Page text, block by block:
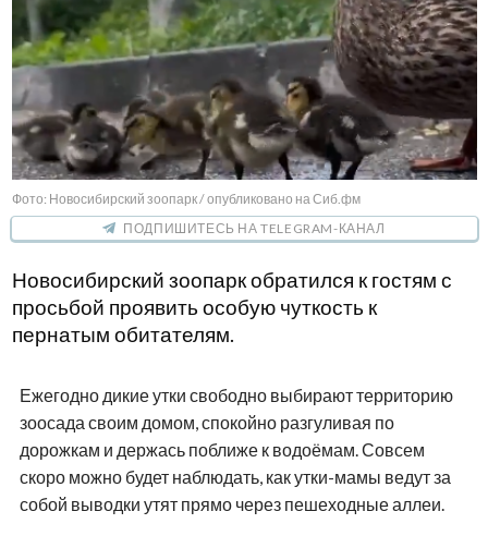
Фото: Новосибирский зоопарк / опубликовано на Сиб.фм
ПОДПИШИТЕСЬ НА TELEGRAM-КАНАЛ
Новосибирский зоопарк обратился к гостям с
просьбой проявить особую чуткость к
пернатым обитателям.
Ежегодно дикие утки свободно выбирают территорию
зоосада своим домом, спокойно разгуливая по
дорожкам и держась поближе к водоёмам. Совсем
скоро можно будет наблюдать, как утки-мамы ведут за
собой выводки утят прямо через пешеходные аллеи.